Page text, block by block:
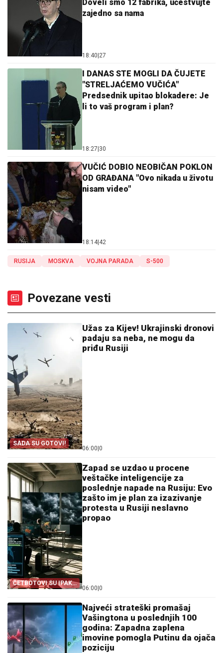
Doveli smo 12 fabrika, učestvujte
zajedno sa nama
18:40 27
I DANAS STE MOGLI DA ČUJETE
"STRELJAĆEMO VUČIĆA"
Predsednik upitao blokadere: Je
li to vaš program i plan?
18:27 30
VUČIĆ DOBIO NEOBIČAN POKLON
OD GRAĐANA "Ovo nikada u životu
nisam video"
18:14 42
RUSIJA MOSKVA VOJNA PARADA S-500
Povezane vesti
SADA SU GOTOVI!
Užas za Kijev! Ukrajinski dronovi
padaju sa neba, ne mogu da
priđu Rusiji
06:00 0
ČETBOTOVI SU IPAK
GLUPI!
Zapad se uzdao u procene
veštačke inteligencije za
poslednje napade na Rusiju: Evo
zašto im je plan za izazivanje
protesta u Rusiji neslavno
propao
06:00 0
Najveći strateški promašaj
Vašingtona u poslednjih 100
godina: Zapadna zaplena
imovine pomogla Putinu da ojača
poziciju